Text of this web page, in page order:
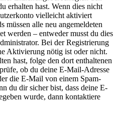
erhalten hast. Wenn dies nicht
vielleicht aktiviert
müssen alle neu angemeldeten
werden – entweder musst du dies
Bei der Registrierung
Aktivierung nötig ist oder nicht.
hast, folge den dort enthaltenen
ob du deine E-Mail-Adresse
die E-Mail von einem Spam-
du dir sicher bist, dass deine E-
wurde, dann kontaktiere